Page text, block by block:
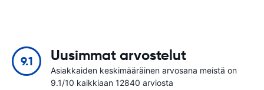
9.1 Uusimmat arvostelut
Asiakkaiden keskimääräinen arvosana meistä on
9.1/10 kaikkiaan 12840 arviosta